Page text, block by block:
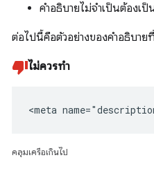
คำอธิบายไม่จำเป็นต้องเ
ต่อไปนี้คือตัวอย่างของคำอธิบาย
ไม่ควรทำ
<meta
คลุมเครือเกินไป